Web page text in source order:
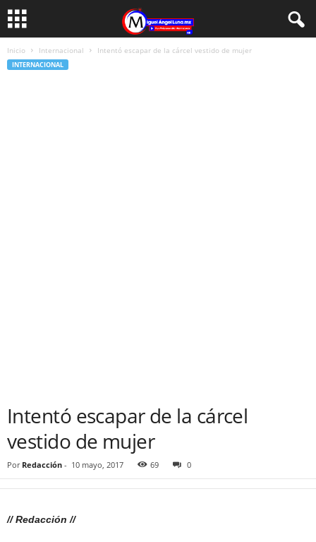
Inicio Internacional Intentó escapar de la cárcel vestido de mujer
INTERNACIONAL
Intentó escapar de la cárcel
vestido de mujer
Por Redacción - 10 mayo, 2017 69 0
// Redacción //